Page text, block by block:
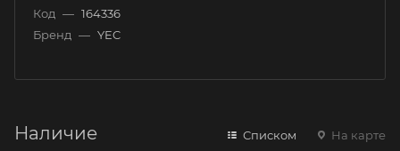
Код — 164336
Бренд — YEC
Наличие Списком На карте